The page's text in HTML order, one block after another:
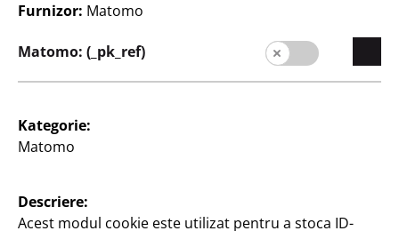
Sistemul de denunțare a neregulilor
Furnizor: Matomo
Matomo: (_pk_ref)
Kategorie:
Matomo
Descriere:
Acest modul cookie este utilizat pentru a stoca ID-